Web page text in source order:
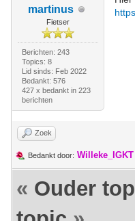
martinus
Fietser
Berichten: 243
Topics: 8
Lid sinds: Feb 2022
Bedankt: 576
427 x bedankt in 223
berichten
Zoek
Bedankt door: Willeke_IGKT
« Ouder